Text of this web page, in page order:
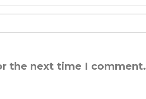
the next time I comment.